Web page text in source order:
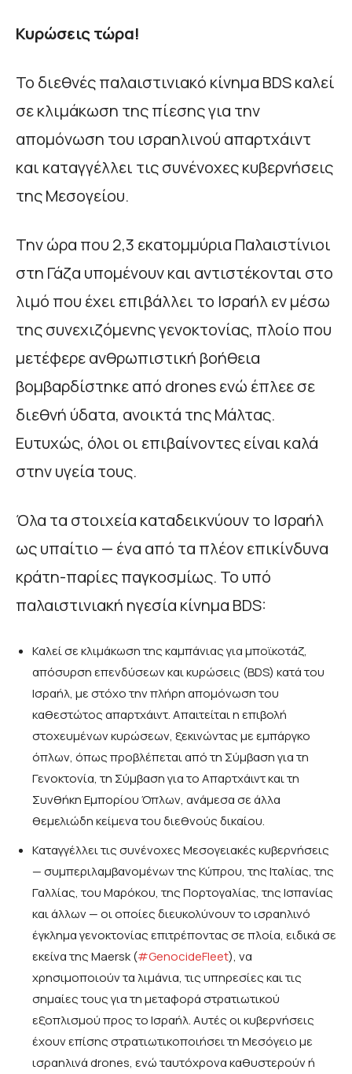
Κυρώσεις τώρα!
Το διεθνές παλαιστινιακό κίνημα BDS καλεί
σε κλιμάκωση της πίεσης για την
απομόνωση του ισραηλινού απαρτχάιντ
και καταγγέλλει τις συνένοχες κυβερνήσεις
της Μεσογείου.
Την ώρα που 2,3 εκατομμύρια Παλαιστίνιοι
στη Γάζα υπομένουν και αντιστέκονται στο
λιμό που έχει επιβάλλει το Ισραήλ εν μέσω
της συνεχιζόμενης γενοκτονίας, πλοίο που
μετέφερε ανθρωπιστική βοήθεια
βομβαρδίστηκε από drones ενώ έπλεε σε
διεθνή ύδατα, ανοικτά της Μάλτας.
Ευτυχώς, όλοι οι επιβαίνοντες είναι καλά
στην υγεία τους.
Όλα τα στοιχεία καταδεικνύουν το Ισραήλ
ως υπαίτιο — ένα από τα πλέον επικίνδυνα
κράτη-παρίες παγκοσμίως. Το υπό
παλαιστινιακή ηγεσία κίνημα BDS:
Καλεί σε κλιμάκωση της καμπάνιας για μποϊκοτάζ,
απόσυρση επενδύσεων και κυρώσεις (BDS) κατά του
Ισραήλ, με στόχο την πλήρη απομόνωση του
καθεστώτος απαρτχάιντ. Απαιτείται η επιβολή
στοχευμένων κυρώσεων, ξεκινώντας με εμπάργκο
όπλων, όπως προβλέπεται από τη Σύμβαση για τη
Γενοκτονία, τη Σύμβαση για το Απαρτχάιντ και τη
Συνθήκη Εμπορίου Όπλων, ανάμεσα σε άλλα
θεμελιώδη κείμενα του διεθνούς δικαίου.
Καταγγέλλει τις συνένοχες Μεσογειακές κυβερνήσεις
— συμπεριλαμβανομένων της Κύπρου, της Ιταλίας, της
Γαλλίας, του Μαρόκου, της Πορτογαλίας, της Ισπανίας
και άλλων — οι οποίες διευκολύνουν το ισραηλινό
έγκλημα γενοκτονίας επιτρέποντας σε πλοία, ειδικά σε
εκείνα της Maersk (#GenocideFleet), να
χρησιμοποιούν τα λιμάνια, τις υπηρεσίες και τις
σημαίες τους για τη μεταφορά στρατιωτικού
εξοπλισμού προς το Ισραήλ. Αυτές οι κυβερνήσεις
έχουν επίσης στρατιωτικοποιήσει τη Μεσόγειο με
ισραηλινά drones, ενώ ταυτόχρονα καθυστερούν ή